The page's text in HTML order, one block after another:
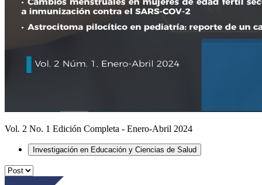
Vol. 2 No. 1 Edición Completa - Enero-Abril 2024
Investigación en Educación y Ciencias de Salud